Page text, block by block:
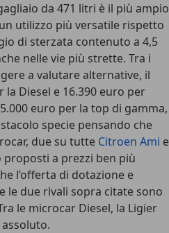
da 471 litri è il più ampio
utilizzo più versatile rispetto
di sterzata contenuto a 4,5
nelle vie più strette. Tra i
a valutare alternative, il
la Diesel e 16.390 euro per
euro per la top di gamma,
specie pensando che
due su tutte Citroen Ami e
proposti a prezzi ben più
l’offerta di dotazione e
le due rivali sopra citate sono
le microcar Diesel, la Ligier
.